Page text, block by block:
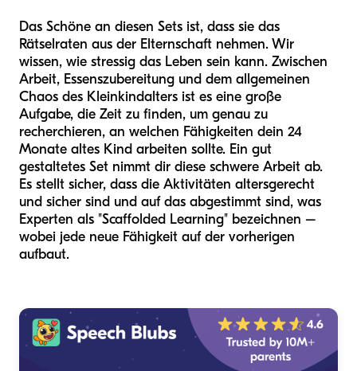
Das Schöne an diesen Sets ist, dass sie das
Rätselraten aus der Elternschaft nehmen. Wir
wissen, wie stressig das Leben sein kann. Zwischen
Arbeit, Essenszubereitung und dem allgemeinen
Chaos des Kleinkindalters ist es eine große
Aufgabe, die Zeit zu finden, um genau zu
recherchieren, an welchen Fähigkeiten dein 24
Monate altes Kind arbeiten sollte. Ein gut
gestaltetes Set nimmt dir diese schwere Arbeit ab.
Es stellt sicher, dass die Aktivitäten altersgerecht
und sicher sind und auf das abgestimmt sind, was
Experten als "Scaffolded Learning" bezeichnen –
wobei jede neue Fähigkeit auf der vorherigen
aufbaut.